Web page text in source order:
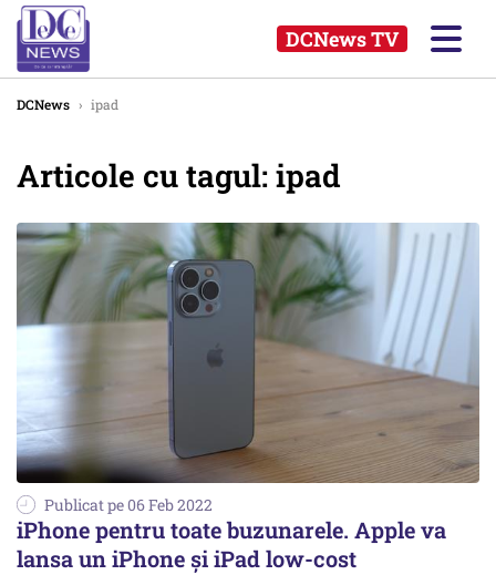
DCNews TV
DCNews › ipad
Articole cu tagul: ipad
Publicat pe 06 Feb 2022
iPhone pentru toate buzunarele. Apple va
lansa un iPhone și iPad low-cost